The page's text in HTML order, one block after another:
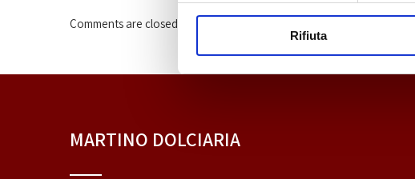
Rifiuta
Comments are closed.
MARTINO DOLCIARIA